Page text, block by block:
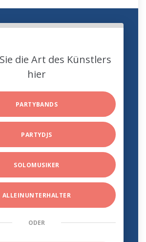
die Art des Künstlers
hier
PARTYBANDS
PARTYDJS
SOLOMUSIKER
ALLEINUNTERHALTER
ODER